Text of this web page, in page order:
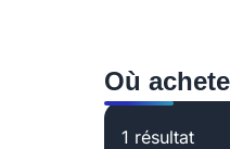
Où
1 résultat